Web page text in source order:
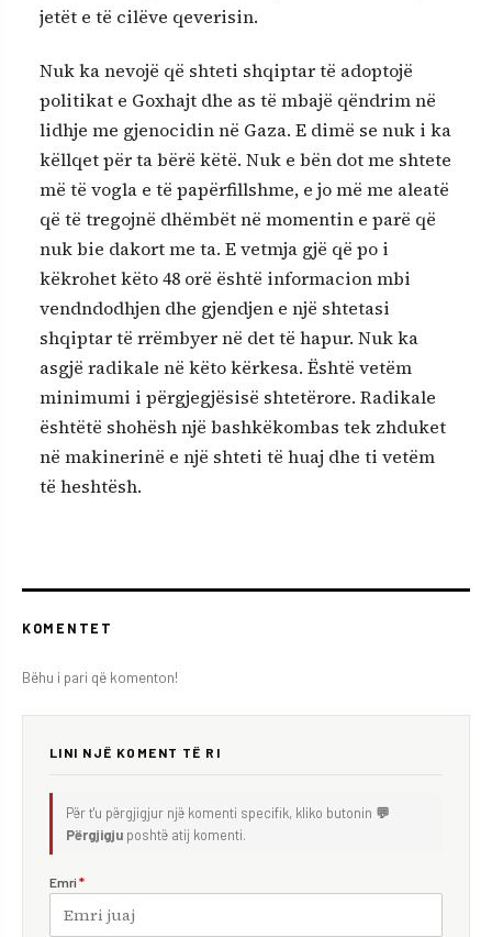
jetët e të cilëve qeverisin.
Nuk ka nevojë që shteti shqiptar të adoptojë
politikat e Goxhajt dhe as të mbajë qëndrim në
lidhje me gjenocidin në Gaza. E dimë se nuk i ka
këllqet për ta bërë këtë. Nuk e bën dot me shtete
më të vogla e të papërfillshme, e jo më me aleatë
që të tregojnë dhëmbët në momentin e parë që
nuk bie dakort me ta. E vetmja gjë që po i
këkrohet këto 48 orë është informacion mbi
vendndodhjen dhe gjendjen e një shtetasi
shqiptar të rrëmbyer në det të hapur. Nuk ka
asgjë radikale në këto kërkesa. Është vetëm
minimumi i përgjegjësisë shtetërore. Radikale
ështëtë shohësh një bashkëkombas tek zhduket
në makinerinë e një shteti të huaj dhe ti vetëm
të heshtësh.
KOMENTET
Bëhu i pari që komenton!
LINI NJË KOMENT TË RI
Për t'u përgjigjur një komenti specifik, kliko butonin 💬
Përgjigju poshtë atij komenti.
Emri *